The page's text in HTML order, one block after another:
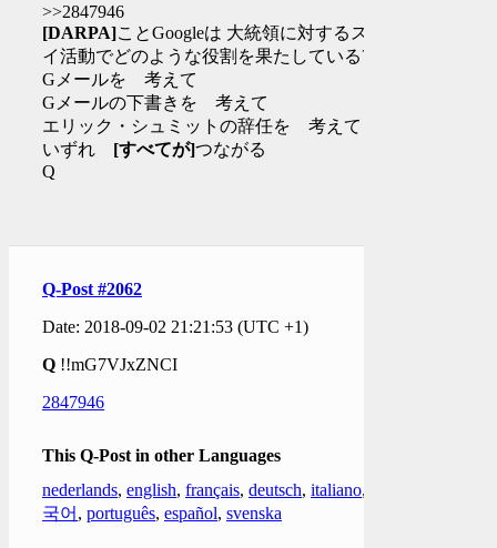
>>2847946
[DARPA]ことGoogleは 大統領に対するスパ
イ活動でどのような役割を果たしている?
Gメールを 考えて
Gメールの下書きを 考えて
エリック・シュミットの辞任を 考えて
いずれ [すべてが]つながる
Q
Q-Post #2062
Date: 2018-09-02 21:21:53 (UTC +1)
Q !!mG7VJxZNCI
2847946
This Q-Post in other Languages
nederlands, english, français, deutsch, italiano,
국어 , português, español, svenska